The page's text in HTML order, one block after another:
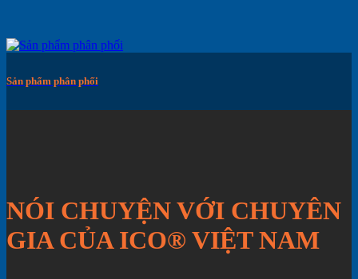
Sản phẩm phân phối
NÓI CHUYỆN VỚI CHUYÊN
GIA CỦA ICO® VIỆT NAM